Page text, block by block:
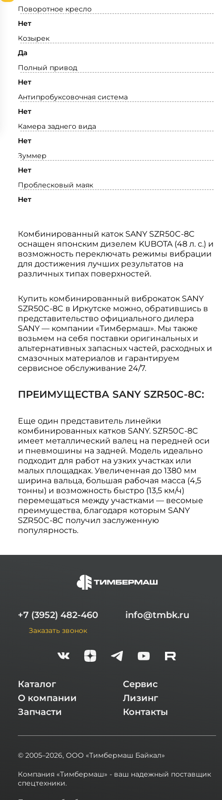
Поворотное кресло
Нет
Козырек
Да
Полный привод
Нет
Антипробуксовочная система
Нет
Камера заднего вида
Нет
Зуммер
Нет
Проблесковый маяк
Нет
Комбинированный каток SANY SZR50C-8C
оснащен японским дизелем KUBOTA (48 л. с.) и
возможность переключать режимы вибрации
для достижения лучших результатов на
различных типах поверхностей.
Купить комбинированный виброкаток SANY
SZR50C-8C в Иркутске можно, обратившись в
представительство официального дилера
SANY — компании «Тимбермаш». Мы также
возьмем на себя поставки оригинальных и
альтернативных запасных частей, расходных и
смазочных материалов и гарантируем
сервисное обслуживание 24/7.
ПРЕИМУЩЕСТВА SANY SZR50C-8C:
Еще один представитель линейки
комбинированных катков SANY. SZR50C-8C
имеет металлический валец на передней оси
и пневмошины на задней. Модель идеально
подходит для работ на узких участках или
малых площадках. Увеличенная до 1380 мм
ширина вальца, большая рабочая масса (4,5
тонны) и возможность быстро (13,5 км/ч)
перемещаться между участками — весомые
преимущества, благодаря которым SANY
SZR50C-8C получил заслуженную
популярность.
+7 (3952) 482-460
Заказать звонок
info@tmbk.ru
Каталог
О компании
Запчасти
Сервис
Лизинг
Контакты
© 2005–2026, ООО «Тимбермаш Байкал»
Компания «Тимбермаш» - ваш надежный поставщик
спецтехники.